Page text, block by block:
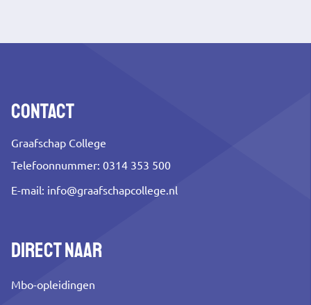
Contact
Graafschap College
Telefoonnummer: 0314 353 500
E-mail: info@graafschapcollege.nl
Direct naar
Mbo-opleidingen